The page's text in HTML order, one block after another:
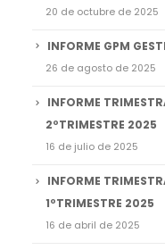
20 de octubre de 2025
INFORME GPM
26 de agosto de 2025
INFORME
2ºTRIMESTRE 2025
16 de julio de 2025
INFORME
1ºTRIMESTRE 2025
16 de abril de 2025